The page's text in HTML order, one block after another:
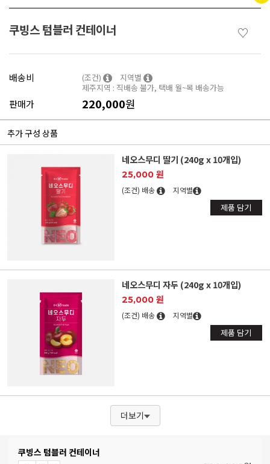
쿠빙스 텀블러 컨테이너 ♡
배송비 (조건)
지역별
제주지역 : 직배송 불가, 택배 월~목 배송가능
판매가 220,000원
추가 구성 상품
네오스무디 딸기 (240g x 10개입)
25,000 원
(조건) 배송 지역별
제품 담기
네오스무디 자두 (240g x 10개입)
25,000 원
(조건) 배송 지역별
제품 담기
더보기
쿠빙스 텀블러 컨테이너